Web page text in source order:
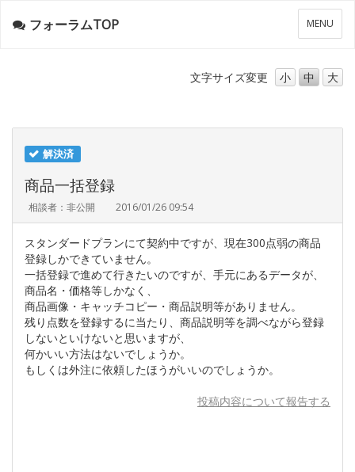
メ
ニ
ー
MENU
フォーラムTOP
文字サイズ変更 小 中 大
解決済
商品一括登録
相談者：非公開 2016/01/26 09:54
スタンダードプランにて契約中ですが、現在300点弱の商品
登録しかできていません。
一括登録で進めて行きたいのですが、手元にあるデータが、
商品名・価格等しかなく、
商品画像・キャッチコピー・商品説明等がありません。
残り点数を登録するに当たり、商品説明等を調べながら登録
しないといけないと思いますが、
何かいい方法はないでしょうか。
もしくは外注に依頼したほうがいいのでしょうか。
投稿内容について報告する